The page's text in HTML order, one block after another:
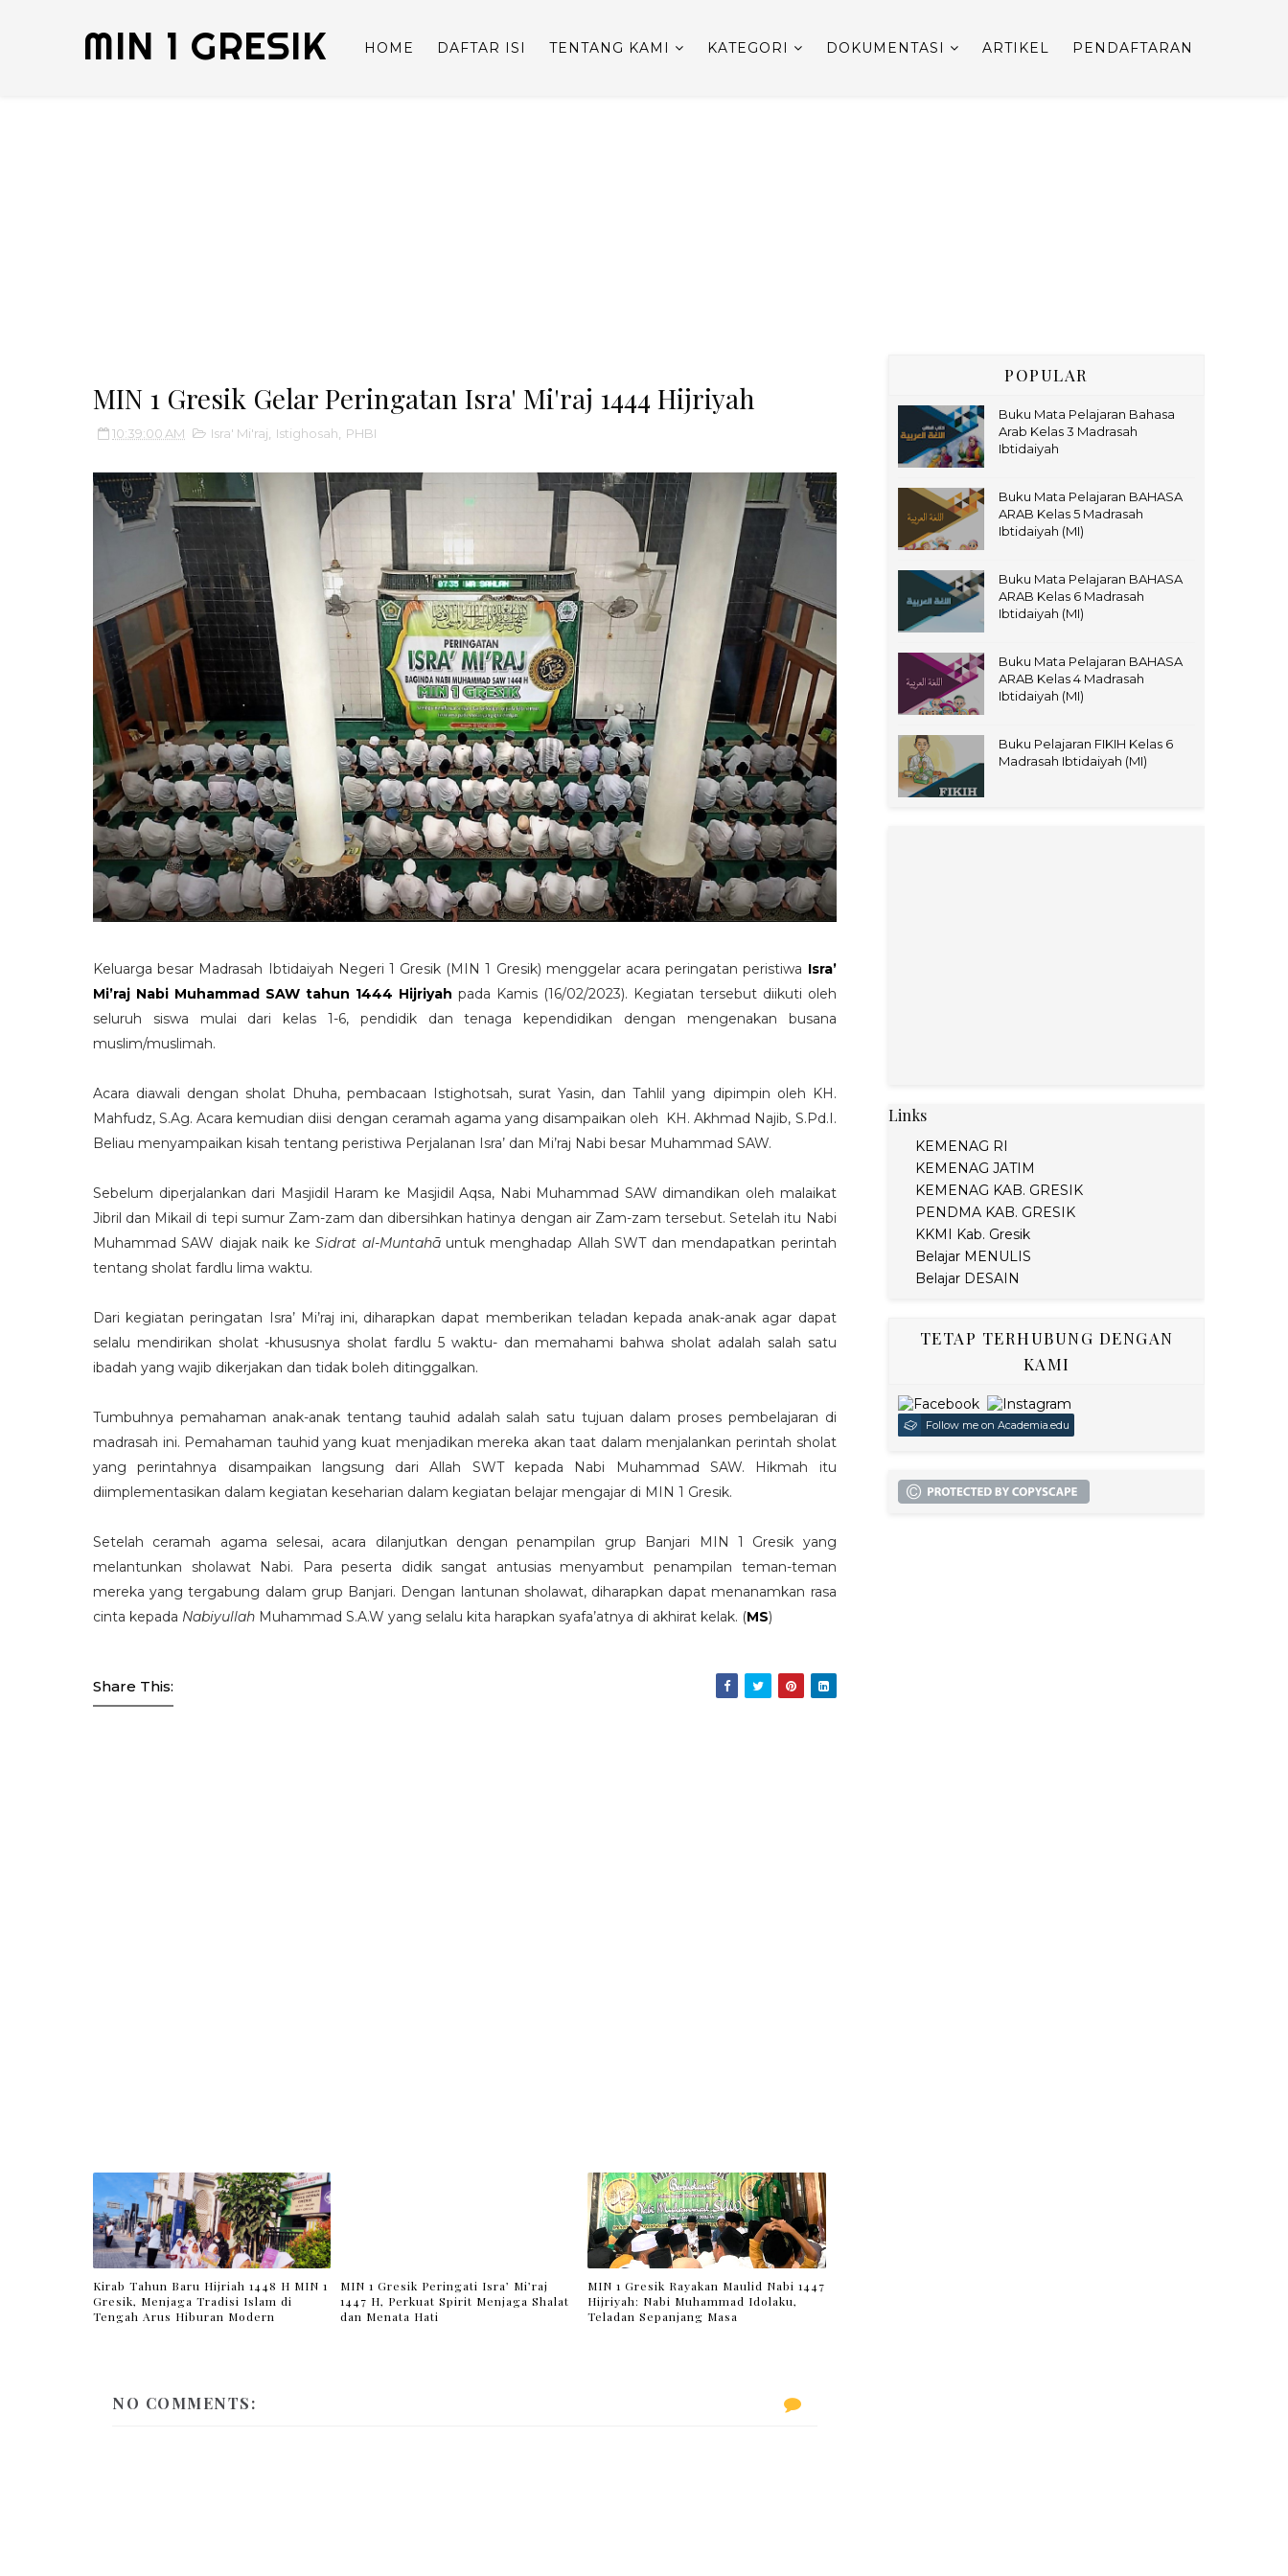
MIN 1 GRESIK HOME DAFTAR ISI TENTANG KAMI KATEGORI DOKUMENTASI ARTIKEL PENDAFTARAN
MIN 1 Gresik Gelar Peringatan Isra' Mi'raj 1444 Hijriyah
10:39:00 AM Isra' Mi'raj Istighosah PHBI
Keluarga besar Madrasah Ibtidaiyah Negeri 1 Gresik (MIN 1 Gresik) menggelar acara peringatan peristiwa Isra’
Mi’raj Nabi Muhammad SAW tahun 1444 Hijriyah pada Kamis (16/02/2023). Kegiatan tersebut diikuti oleh
seluruh siswa mulai dari kelas 1-6, pendidik dan tenaga kependidikan dengan mengenakan busana
muslim/muslimah.
Acara diawali dengan sholat Dhuha, pembacaan Istighotsah, surat Yasin, dan Tahlil yang dipimpin oleh KH.
Mahfudz, S.Ag. Acara kemudian diisi dengan ceramah agama yang disampaikan oleh KH. Akhmad Najib, S.Pd.I.
Beliau menyampaikan kisah tentang peristiwa Perjalanan Isra’ dan Mi’raj Nabi besar Muhammad SAW.
Sebelum diperjalankan dari Masjidil Haram ke Masjidil Aqsa, Nabi Muhammad SAW dimandikan oleh malaikat
Jibril dan Mikail di tepi sumur Zam-zam dan dibersihkan hatinya dengan air Zam-zam tersebut. Setelah itu Nabi
Muhammad SAW diajak naik keSidrat al-Muntahāuntuk menghadap Allah SWT dan mendapatkan perintah
tentang sholat fardlu lima waktu.
Dari kegiatan peringatan Isra’ Mi’raj ini, diharapkan dapat memberikan teladan kepada anak-anak agar dapat
selalu mendirikan sholat -khususnya sholat fardlu 5 waktu- dan memahami bahwa sholat adalah salah satu
ibadah yang wajib dikerjakan dan tidak boleh ditinggalkan.
Tumbuhnya pemahaman anak-anak tentang tauhid adalah salah satu tujuan dalam proses pembelajaran di
madrasah ini. Pemahaman tauhid yang kuat menjadikan mereka akan taat dalam menjalankan perintah sholat
yang perintahnya disampaikan langsung dari Allah SWT kepada Nabi Muhammad SAW. Hikmah itu
diimplementasikan dalam kegiatan keseharian dalam kegiatan belajar mengajar di MIN 1 Gresik.
Setelah ceramah agama selesai, acara dilanjutkan dengan penampilan grup Banjari MIN 1 Gresik yang
melantunkan sholawat Nabi. Para peserta didik sangat antusias menyambut penampilan teman-teman
mereka yang tergabung dalam grup Banjari. Dengan lantunan sholawat, diharapkan dapat menanamkan rasa
cinta kepada Nabiyullah Muhammad S.A.W yang selalu kita harapkan syafa’atnya di akhirat kelak. (MS)
Share This:
Kirab Tahun Baru Hijriah 1448 H MIN 1
Gresik, Menjaga Tradisi Islam di
Tengah Arus Hiburan Modern
MIN 1 Gresik Peringati Isra’ Mi’raj
1447 H, Perkuat Spirit Menjaga Shalat
dan Menata Hati
MIN 1 Gresik Rayakan Maulid Nabi 1447
Hijriyah: Nabi Muhammad Idolaku,
Teladan Sepanjang Masa
NO COMMENTS:
POPULAR
Buku Mata Pelajaran Bahasa
Arab Kelas 3 Madrasah
Ibtidaiyah
Buku Mata Pelajaran BAHASA
ARAB Kelas 5 Madrasah
Ibtidaiyah (MI)
Buku Mata Pelajaran BAHASA
ARAB Kelas 6 Madrasah
Ibtidaiyah (MI)
Buku Mata Pelajaran BAHASA
ARAB Kelas 4 Madrasah
Ibtidaiyah (MI)
Buku Pelajaran FIKIH Kelas 6
Madrasah Ibtidaiyah (MI)
Links
KEMENAG RI
KEMENAG JATIM
KEMENAG KAB. GRESIK
PENDMA KAB. GRESIK
KKMI Kab. Gresik
Belajar MENULIS
Belajar DESAIN
TETAP TERHUBUNG DENGAN
KAMI
Follow me on Academia.edu